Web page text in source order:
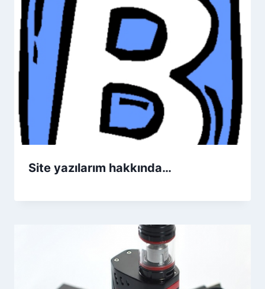
Site yazılarım hakkında…